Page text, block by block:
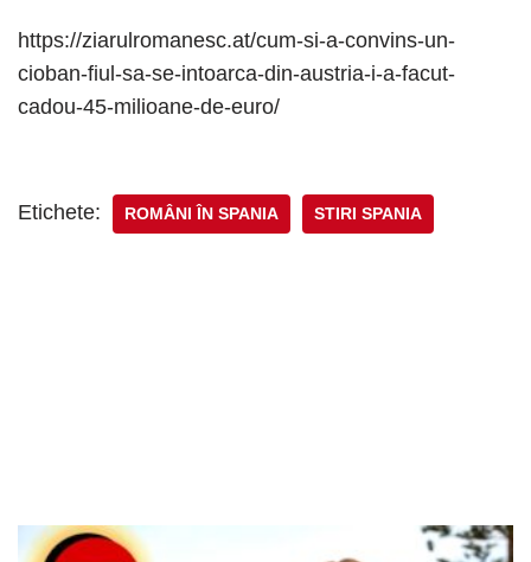
https://ziarulromanesc.at/cum-si-a-convins-un-
cioban-fiul-sa-se-intoarca-din-austria-i-a-facut-
cadou-45-milioane-de-euro/
Etichete: ROMÂNI ÎN SPANIA STIRI SPANIA